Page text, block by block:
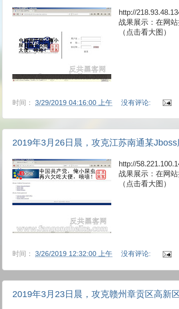
http://
战果展示：在网
（点击看大图）
时间： 3/29/2019 04:16:00 上午 没有评论:
2019年3月26日晨，攻克江苏南通某Jboss
http://
战果展示：在网
（点击看大图）
时间： 3/26/2019 12:32:00 上午 没有评论:
2019年3月23日晨，攻克赣州章贡区高新